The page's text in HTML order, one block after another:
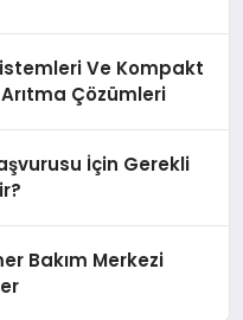
Ve Kompakt
Çözümleri
İçin Gerekli
Bakım Merkezi